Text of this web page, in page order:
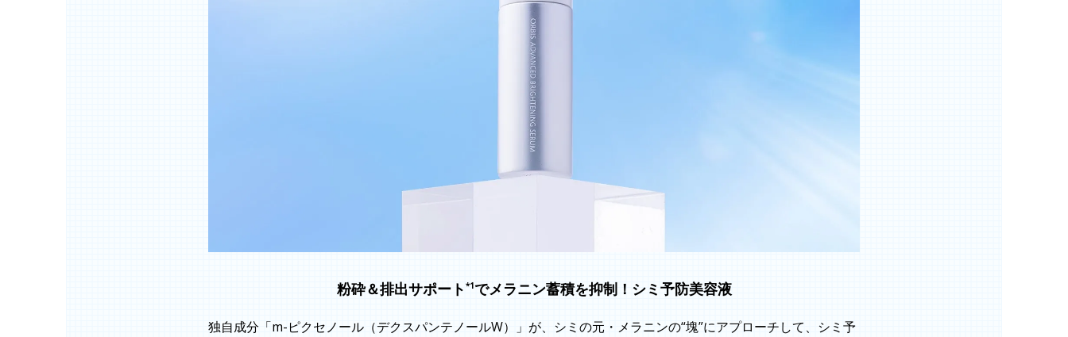
粉砕＆排出サポート *1でメラニン蓄積を抑制！シミ予防美容液
独自成分「m-ピクセノール（デクスパンテノールW）」が、シミの元・メラニンの“塊”にアプローチして、シミ予